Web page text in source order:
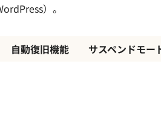
）。
自動復旧機能 サスペンドモー